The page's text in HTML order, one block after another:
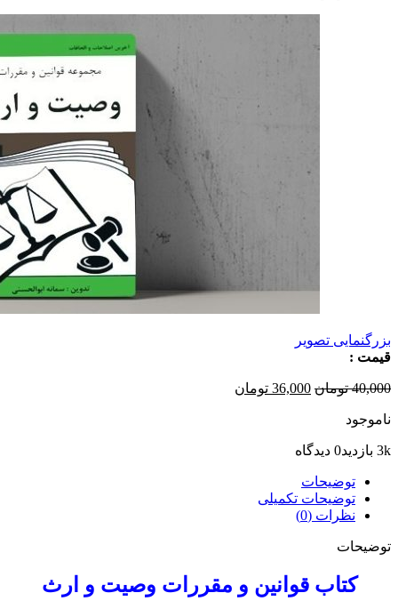
بزرگنمایی تصویر
قیمت :
40,000 تومان قیمت
36,000 تومان
ناموجود
3k بازدید 0 دیدگاه
توضیحات
توضیحات تکمیلی
نظرات (0)
توضیحات
کتاب قوانین و مقررات وصیت و ارث